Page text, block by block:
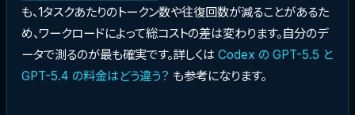
も、1タスクあたりのトークン数や往復回数が減ることがあるた
め、ワークロードによって総コストの差は変わります。自分のデ
ータで測るのが最も確実です。詳しくは Codex の GPT-5.5 と
GPT-5.4 の料金はどう違う？ も参考になります。